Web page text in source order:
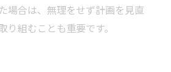
場合は、無理をせず計画を見直
り組むことも重要です。